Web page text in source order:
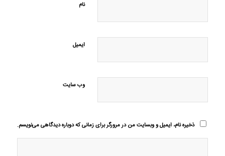
نام
ایمیل
وب‌ سایت
ذخیره نام، ایمیل و وبسایت من در مرورگر برای زمانی که دوباره دیدگاهی می‌نویسم.